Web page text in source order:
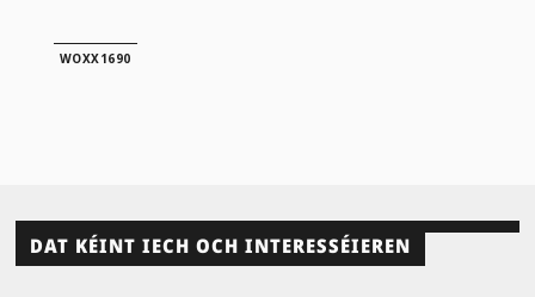
WOXX1690
DAT KÉINT IECH OCH INTERESSÉIEREN